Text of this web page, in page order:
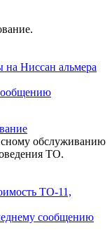
на Ниссан альмера
обслуживанию
ТО.
ТО-11,
сообщению